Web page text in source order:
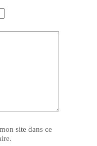
site dans ce